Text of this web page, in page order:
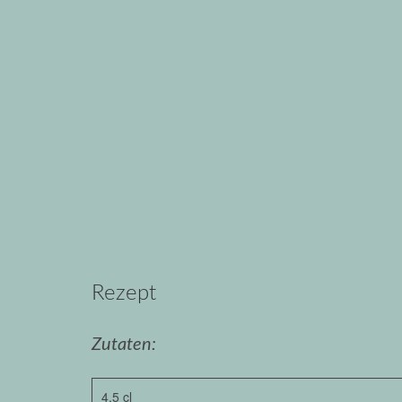
Rezept
Zutaten:
4,5 cl